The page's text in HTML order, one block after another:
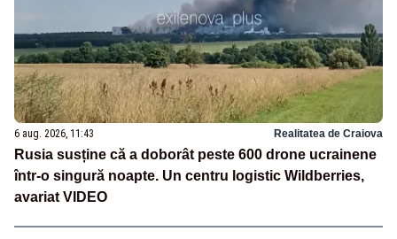
6 aug. 2026, 11:43 Realitatea de Craiova
Rusia susține că a doborât peste 600 drone ucrainene
într-o singură noapte. Un centru logistic Wildberries,
avariat VIDEO